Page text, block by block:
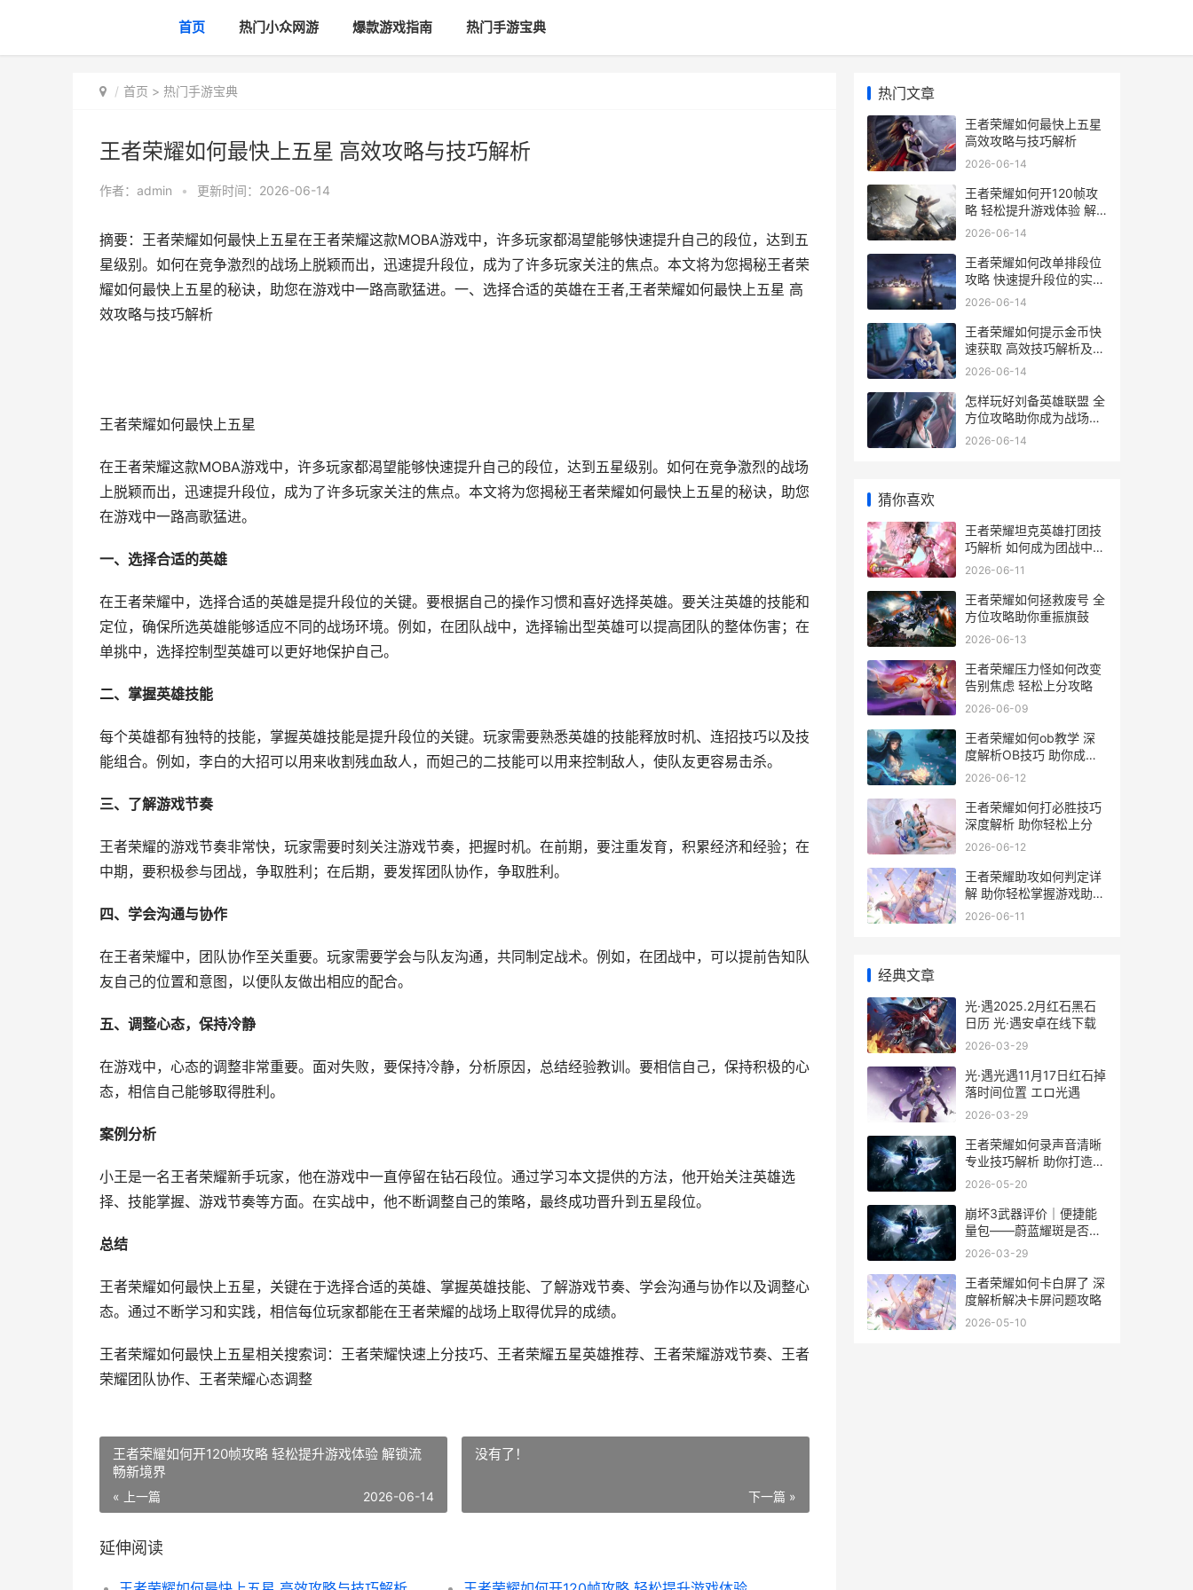
首页 热门小众网游 爆款游戏指南 热门手游宝典
首页 > 热门手游宝典
王者荣耀如何最快上五星 高效攻略与技巧解析
作者： admin • 更新时间：2026-06-14
摘要：王者荣耀如何最快上五星在王者荣耀这款MOBA游戏中，许多玩家都渴望能够快速提升自己的段位，达到五
星级别。如何在竞争激烈的战场上脱颖而出，迅速提升段位，成为了许多玩家关注的焦点。本文将为您揭秘王者荣
耀如何最快上五星的秘诀，助您在游戏中一路高歌猛进。一、选择合适的英雄在王者,王者荣耀如何最快上五星 高
效攻略与技巧解析
王者荣耀如何最快上五星
在王者荣耀这款MOBA游戏中，许多玩家都渴望能够快速提升自己的段位，达到五星级别。如何在竞争激烈的战场
上脱颖而出，迅速提升段位，成为了许多玩家关注的焦点。本文将为您揭秘王者荣耀如何最快上五星的秘诀，助您
在游戏中一路高歌猛进。
一、选择合适的英雄
在王者荣耀中，选择合适的英雄是提升段位的关键。要根据自己的操作习惯和喜好选择英雄。要关注英雄的技能和
定位，确保所选英雄能够适应不同的战场环境。例如，在团队战中，选择输出型英雄可以提高团队的整体伤害；在
单挑中，选择控制型英雄可以更好地保护自己。
二、掌握英雄技能
每个英雄都有独特的技能，掌握英雄技能是提升段位的关键。玩家需要熟悉英雄的技能释放时机、连招技巧以及技
能组合。例如，李白的大招可以用来收割残血敌人，而妲己的二技能可以用来控制敌人，使队友更容易击杀。
三、了解游戏节奏
王者荣耀的游戏节奏非常快，玩家需要时刻关注游戏节奏，把握时机。在前期，要注重发育，积累经济和经验；在
中期，要积极参与团战，争取胜利；在后期，要发挥团队协作，争取胜利。
四、学会沟通与协作
在王者荣耀中，团队协作至关重要。玩家需要学会与队友沟通，共同制定战术。例如，在团战中，可以提前告知队
友自己的位置和意图，以便队友做出相应的配合。
五、调整心态，保持冷静
在游戏中，心态的调整非常重要。面对失败，要保持冷静，分析原因，总结经验教训。要相信自己，保持积极的心
态，相信自己能够取得胜利。
案例分析
小王是一名王者荣耀新手玩家，他在游戏中一直停留在钻石段位。通过学习本文提供的方法，他开始关注英雄选
择、技能掌握、游戏节奏等方面。在实战中，他不断调整自己的策略，最终成功晋升到五星段位。
总结
王者荣耀如何最快上五星，关键在于选择合适的英雄、掌握英雄技能、了解游戏节奏、学会沟通与协作以及调整心
态。通过不断学习和实践，相信每位玩家都能在王者荣耀的战场上取得优异的成绩。
王者荣耀如何最快上五星相关搜索词：王者荣耀快速上分技巧、王者荣耀五星英雄推荐、王者荣耀游戏节奏、王者
荣耀团队协作、王者荣耀心态调整
王者荣耀如何开120帧攻略 轻松提升游戏体验 解锁流
畅新境界
« 上一篇 2026-06-14
没有了！
下一篇 »
延伸阅读
热门文章
王者荣耀如何最快上五星
高效攻略与技巧解析
2026-06-14
王者荣耀如何开120帧攻
略 轻松提升游戏体验 解
锁流畅新境界
2026-06-14
王者荣耀如何改单排段位
攻略 快速提升段位的实用
技巧解析
2026-06-14
王者荣耀如何提示金币快
速获取 高效技巧解析及实
战攻略
2026-06-14
怎样玩好刘备英雄联盟 全
方位攻略助你成为战场霸
主
2026-06-14
猜你喜欢
王者荣耀坦克英雄打团技
巧解析 如何成为团战中的
坚实后盾
2026-06-11
王者荣耀如何拯救废号 全
方位攻略助你重振旗鼓
2026-06-13
王者荣耀压力怪如何改变
告别焦虑 轻松上分攻略
2026-06-09
王者荣耀如何ob教学 深
度解析OB技巧 助你成为
游戏高手
2026-06-12
王者荣耀如何打必胜技巧
深度解析 助你轻松上分
2026-06-12
王者荣耀助攻如何判定详
解 助你轻松掌握游戏助攻
技巧
2026-06-11
经典文章
光·遇2025.2月红石黑石
日历 光·遇安卓在线下载
2026-03-29
光·遇光遇11月17日红石掉
落时间位置 エロ光遇
2026-03-29
王者荣耀如何录声音清晰
专业技巧解析 助你打造高
保真游戏录音体验
2026-05-20
崩坏3武器评价｜便捷能
量包——蔚蓝耀斑是否值
得一肝 崩坏三武器推荐表
2026-03-29
王者荣耀如何卡白屏了 深
度解析解决卡屏问题攻略
2026-05-10